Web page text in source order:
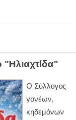
Ο Σύλλογος
γονέων,
κηδεμόνων